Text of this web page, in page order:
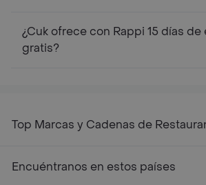
¿Cuk ofrece con Rappi 15 días de
gratis?
Top Marcas y Cadenas de
Encuéntranos en estos países